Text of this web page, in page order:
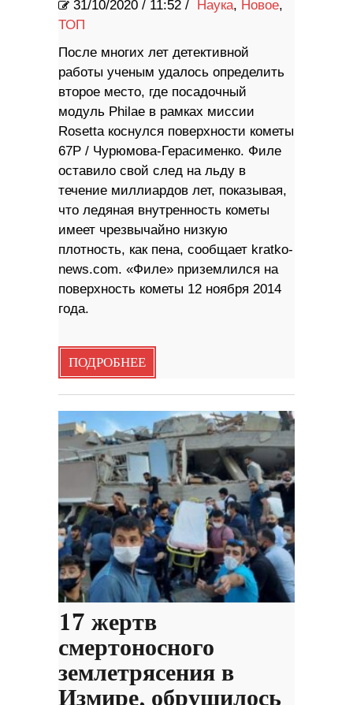
31/10/2020 / 11:52 / Наука, Новое,
ТОП
После многих лет детективной
работы ученым удалось определить
второе место, где посадочный
модуль Philae в рамках миссии
Rosetta коснулся поверхности кометы
67P / Чурюмова-Герасименко. Филе
оставило свой след на льду в
течение миллиардов лет, показывая,
что ледяная внутренность кометы
имеет чрезвычайно низкую
плотность, как пена, сообщает kratko-
news.com. «Филе» приземлился на
поверхность кометы 12 ноября 2014
года.
ПОДРОБНЕЕ
17 жертв
смертоносного
землетрясения в
Измире, обрушилось